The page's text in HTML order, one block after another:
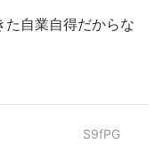
た自業自得だからな
S9fPG